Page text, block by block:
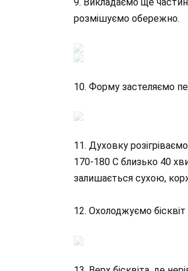
розмішуємо обережно.
10. Форму застеляємо
11. Духовку
170-180 С близько 40
залишається сухою,
12. Охолоджуємо